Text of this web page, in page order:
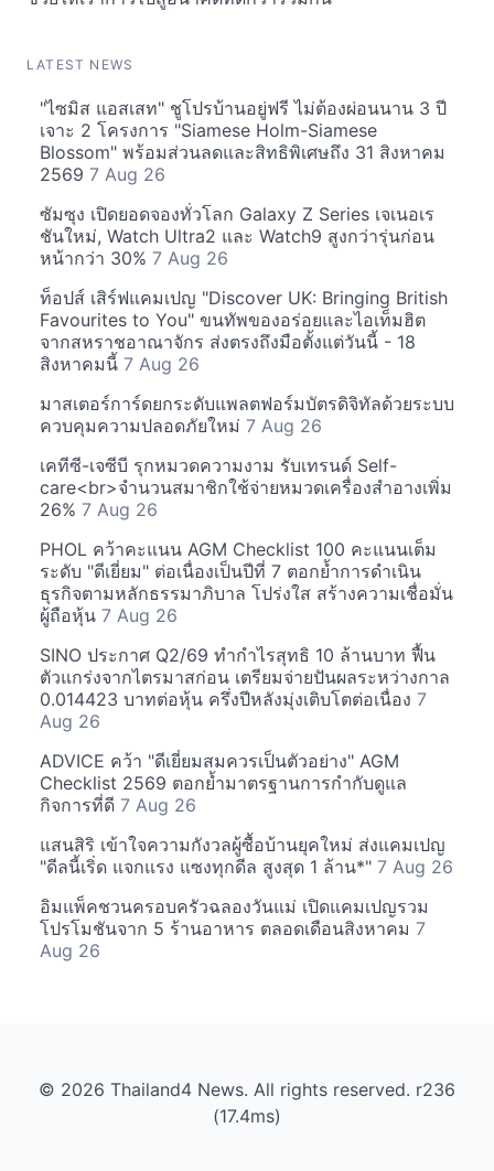
LATEST NEWS
"ไซมิส แอสเสท" ชูโปรบ้านอยู่ฟรี ไม่ต้องผ่อนนาน 3 ปี
เจาะ 2 โครงการ "Siamese Holm-Siamese
Blossom" พร้อมส่วนลดและสิทธิพิเศษถึง 31 สิงหาคม
2569 7 Aug 26
ซัมซุง เปิดยอดจองทั่วโลก Galaxy Z Series เจเนอเร
ชันใหม่, Watch Ultra2 และ Watch9 สูงกว่ารุ่นก่อน
หน้ากว่า 30% 7 Aug 26
ท็อปส์ เสิร์ฟแคมเปญ "Discover UK: Bringing British
Favourites to You" ขนทัพของอร่อยและไอเท็มฮิต
จากสหราชอาณาจักร ส่งตรงถึงมือตั้งแต่วันนี้ - 18
สิงหาคมนี้ 7 Aug 26
มาสเตอร์การ์ดยกระดับแพลตฟอร์มบัตรดิจิทัลด้วยระบบ
ควบคุมความปลอดภัยใหม่ 7 Aug 26
เคทีซี-เจซีบี รุกหมวดความงาม รับเทรนด์ Self-
care<br>จำนวนสมาชิกใช้จ่ายหมวดเครื่องสำอางเพิ่ม
26% 7 Aug 26
PHOL คว้าคะแนน AGM Checklist 100 คะแนนเต็ม
ระดับ "ดีเยี่ยม" ต่อเนื่องเป็นปีที่ 7 ตอกย้ำการดำเนิน
ธุรกิจตามหลักธรรมาภิบาล โปร่งใส สร้างความเชื่อมั่น
ผู้ถือหุ้น 7 Aug 26
SINO ประกาศ Q2/69 ทำกำไรสุทธิ 10 ล้านบาท ฟื้น
ตัวแกร่งจากไตรมาสก่อน เตรียมจ่ายปันผลระหว่างกาล
0.014423 บาทต่อหุ้น ครึ่งปีหลังมุ่งเติบโตต่อเนื่อง 7
Aug 26
ADVICE คว้า "ดีเยี่ยมสมควรเป็นตัวอย่าง" AGM
Checklist 2569 ตอกย้ำมาตรฐานการกำกับดูแล
กิจการที่ดี 7 Aug 26
แสนสิริ เข้าใจความกังวลผู้ซื้อบ้านยุคใหม่ ส่งแคมเปญ
"ดีลนี้เริ่ด แจกแรง แซงทุกดีล สูงสุด 1 ล้าน*" 7 Aug 26
อิมแพ็คชวนครอบครัวฉลองวันแม่ เปิดแคมเปญรวม
โปรโมชันจาก 5 ร้านอาหาร ตลอดเดือนสิงหาคม 7
Aug 26
© 2026 Thailand4 News. All rights reserved. r236
(17.4ms)